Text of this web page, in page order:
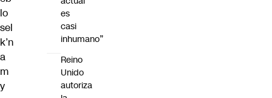
lo
sel
k’n
a
m
y
es
casi
inhumano”
Reino
Unido
autoriza